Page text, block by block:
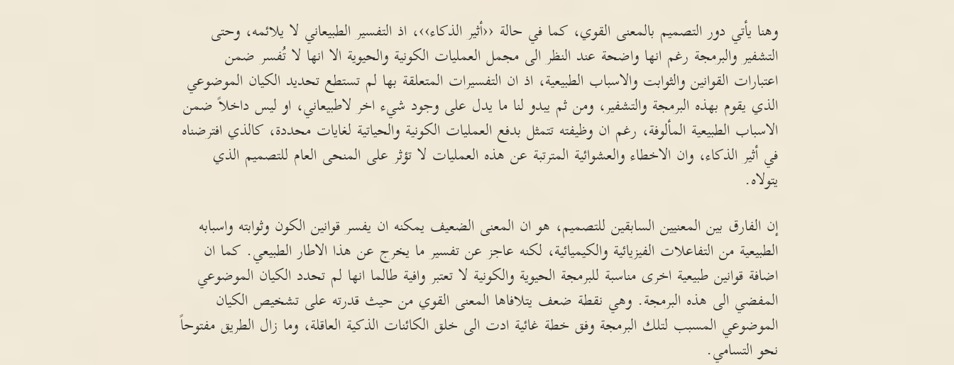
وهنا يأتي دور التصميم بالمعنى القوي، كما في حالة ‹‹أثير الذكاء››، اذ التفسير الطبيعاني لا يلائمه، وحتى
التشفير والبرمجة رغم انها واضحة عند النظر الى مجمل العمليات الكونية والحيوية الا انها لا تُفسر ضمن
اعتبارات القوانين والثوابت والاسباب الطبيعية، اذ ان التفسيرات المتعلقة بها لم تستطع تحديد الكيان الموضوعي
الذي يقوم بهذه البرمجة والتشفير، ومن ثم يبدو لنا ما يدل على وجود شيء اخر لاطبيعاني، او ليس داخلاً ضمن
الاسباب الطبيعية المألوفة، رغم ان وظيفته تتمثل بدفع العمليات الكونية والحياتية لغايات محددة، كالذي افترضناه
في أثير الذكاء، وان الاخطاء والعشوائية المترتبة عن هذه العمليات لا تؤثر على المنحى العام للتصميم الذي
يتولاه.
إن الفارق بين المعنيين السابقين للتصميم، هو ان المعنى الضعيف يمكنه ان يفسر قوانين الكون وثوابته واسبابه
الطبيعية من التفاعلات الفيزيائية والكيميائية، لكنه عاجز عن تفسير ما يخرج عن هذا الاطار الطبيعي. كما ان
اضافة قوانين طبيعية اخرى مناسبة للبرمجة الحيوية والكونية لا تعتبر وافية طالما انها لم تحدد الكيان الموضوعي
المفضي الى هذه البرمجة. وهي نقطة ضعف يتلافاها المعنى القوي من حيث قدرته على تشخيص الكيان
الموضوعي المسبب لتلك البرمجة وفق خطة غائية ادت الى خلق الكائنات الذكية العاقلة، وما زال الطريق مفتوحاً
نحو التسامي.